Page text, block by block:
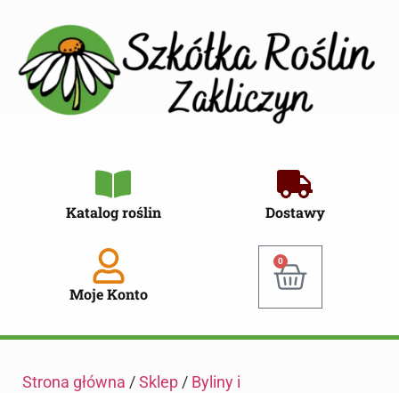
Katalog roślin Dostawy
Moje Konto
0
Strona główna / Sklep / Byliny i